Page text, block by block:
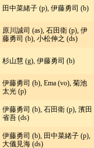
田中菜緒子 (p), 伊藤勇司 (b)
原川誠司 (as), 石田衛 (p), 伊
藤勇司 (b), 小松伸之 (ds)
杉山慧 (g), 伊藤勇司 (b)
伊藤勇司 (b), Ema (vo), 菊池
太光 (p)
伊藤勇司 (b), 石田衛 (p), 濱田
省吾 (ds)
伊藤勇司 (b), 田中菜緒子 (p),
大儀見海 (ds)